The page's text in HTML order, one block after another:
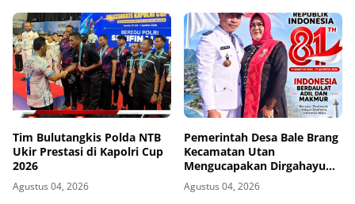
Tim Bulutangkis Polda NTB
Ukir Prestasi di Kapolri Cup
2026
Agustus 04, 2026
Pemerintah Desa Bale Brang
Kecamatan Utan
Mengucapakan Dirgahayu
Republik Indonesia ke-81
Agustus 04, 2026